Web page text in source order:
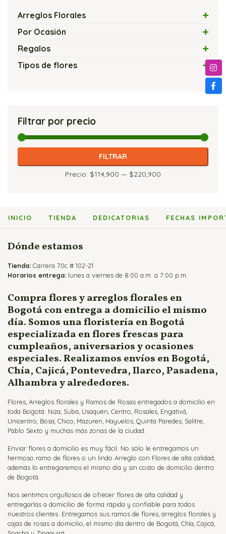
Arreglos Florales
Arreglos con Flores Exóticas
Arreglos Florales con Velas
Arreglos Florales Modernos
Jarrones y Floreros de Rosas
Por Ocasión
Amor
Amor y Amistad
Arreglos Florales para Mamá
Arreglos para Eventos
Arreglos para Hombres
Flores Fúnebres
Flores para Matrimonio
Regalos
Flores y Chocolates
Tipos de flores
Arreglos con Lirios
Arreglos con Orquídeas
Filtrar por precio
FILTRAR
Precio: $114,900 — $220,900
INICIO TIENDA DEDICATORIAS FECHAS
Dónde estamos
Tienda: Carrera 70c # 102-21
Horarios entrega: lunes a viernes de 8:00 a.m. a 7:00 p.m.
Compra flores y arreglos florales en
Bogotá con entrega a domicilio el mismo
día. Somos una floristería en Bogotá
especializada en flores frescas para
cumpleaños, aniversarios y ocasiones
especiales. Realizamos envíos en Bogotá,
Chía, Cajicá, Pontevedra, Ilarco, Pasadena,
Alhambra y alrededores.
Flores, Arreglos florales y Ramos de Rosas entregados a domicilio en
toda Bogotá: Niza, Suba, Usaquén, Centro, Rosales, Engativá,
Unicentro, Bosa, Chico, Mazuren, Hayuelos, Quinta Paredes, Salitre,
Pablo Sexto y muchas más zonas de la ciudad.
Enviar flores a domicilio es muy fácil. No sólo le entregamos un
hermoso ramo de flores o un lindo Arreglo con Flores de alta calidad,
además lo entregaremos el mismo día y sin costo de domicilio dentro
de Bogotá.
Nos sentimos orgullosos de ofrecer flores de alta calidad y
entregarlas a domicilio de forma rápida y confiable para todos
nuestros clientes. Entregamos sus ramos de flores, arreglos florales y
cajas de rosas a domicilio, el mismo día dentro de Bogotá, Chía, Cajicá,